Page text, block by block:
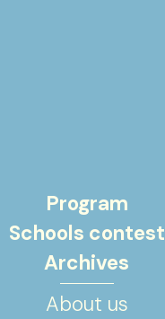
Program
Schools contest
Archives
About us